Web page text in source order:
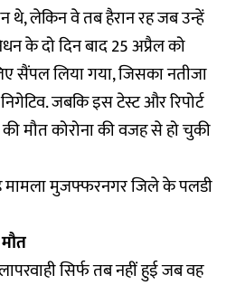
थे, लेकिन वे तब हैरान रह जब उन्हें
के दो दिन बाद 25 अप्रैल को
सैंपल लिया गया, जिसका नतीजा
जबकि इस टेस्ट और रिपोर्ट
मौत कोरोना की वजह से हो चुकी
मामला मुजफ्फरनगर जिले के पलडी
सिर्फ तब नहीं हुई जब वह